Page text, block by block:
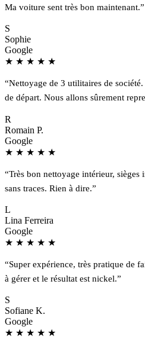
Ma voiture sent très bon maintenant.”
S
Sophie
Google
★ ★ ★ ★ ★
“Nettoyage de 3 utilitaires de
de départ. Nous allons sûrement
R
Romain P.
Google
★ ★ ★ ★ ★
“Très bon nettoyage intérieur,
sans traces. Rien à dire.”
L
Lina Ferreira
Google
★ ★ ★ ★ ★
“Super expérience, très pratique de
à gérer et le résultat est nickel.”
S
Sofiane K.
Google
★ ★ ★ ★ ★